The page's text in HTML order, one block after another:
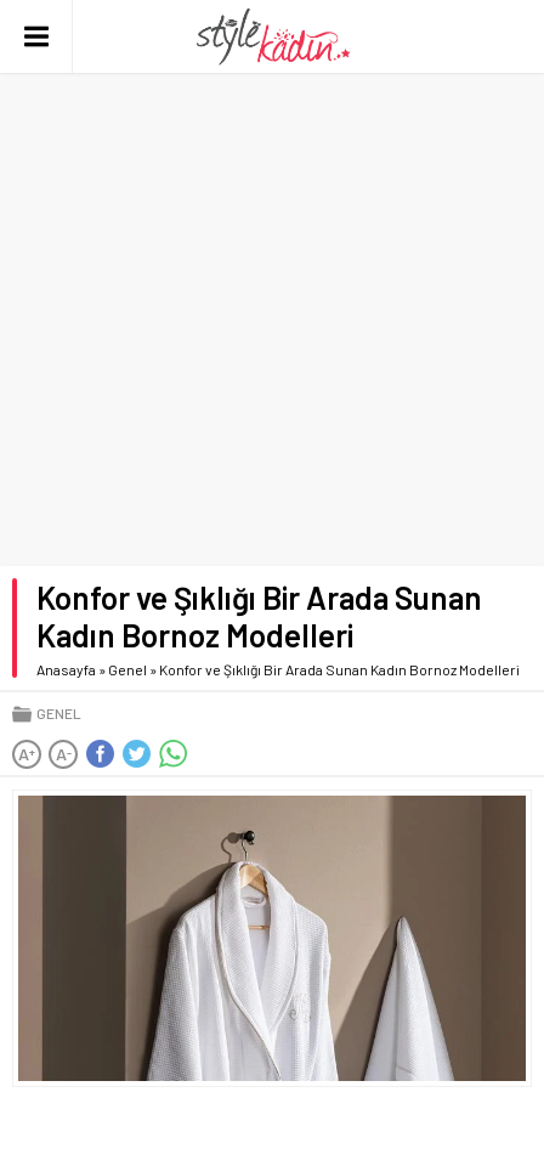
Konfor ve Şıklığı Bir Arada Sunan
Kadın Bornoz Modelleri
Anasayfa » Genel » Konfor ve Şıklığı Bir Arada Sunan Kadın Bornoz Modelleri
GENEL
A+ A-